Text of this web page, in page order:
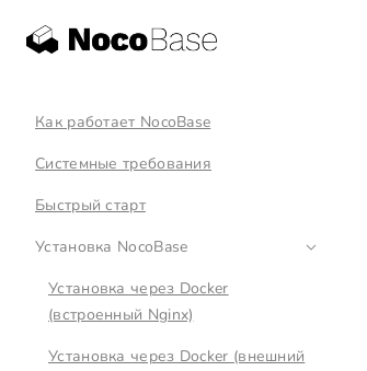
Как работает NocoBase
Системные требования
Быстрый старт
Установка NocoBase
Установка через Docker
(встроенный Nginx)
Установка через Docker (внешний